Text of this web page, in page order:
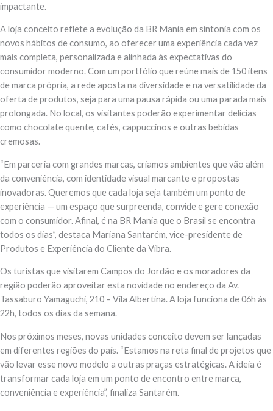
impactante.
A loja conceito reflete a evolução da BR Mania em sintonia com os
novos hábitos de consumo, ao oferecer uma experiência cada vez
mais completa, personalizada e alinhada às expectativas do
consumidor moderno. Com um portfólio que reúne mais de 150 itens
de marca própria, a rede aposta na diversidade e na versatilidade da
oferta de produtos, seja para uma pausa rápida ou uma parada mais
prolongada. No local, os visitantes poderão experimentar delícias
como chocolate quente, cafés, cappuccinos e outras bebidas
cremosas.
“Em parceria com grandes marcas, criamos ambientes que vão além
da conveniência, com identidade visual marcante e propostas
inovadoras. Queremos que cada loja seja também um ponto de
experiência — um espaço que surpreenda, convide e gere conexão
com o consumidor. Afinal, é na BR Mania que o Brasil se encontra
todos os dias”, destaca Mariana Santarém, vice-presidente de
Produtos e Experiência do Cliente da Vibra.
Os turistas que visitarem Campos do Jordão e os moradores da
região poderão aproveitar esta novidade no endereço da Av.
Tassaburo Yamaguchi, 210 – Vila Albertina. A loja funciona de 06h às
22h, todos os dias da semana.
Nos próximos meses, novas unidades conceito devem ser lançadas
em diferentes regiões do país. “Estamos na reta final de projetos que
vão levar esse novo modelo a outras praças estratégicas. A ideia é
transformar cada loja em um ponto de encontro entre marca,
conveniência e experiência”, finaliza Santarém.